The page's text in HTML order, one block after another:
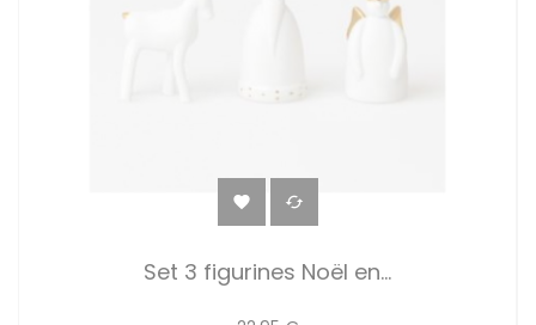
 
Set 3 figurines Noël en...